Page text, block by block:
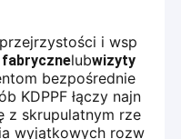
i wsp
lubwizyty
bezpośrednie
KDPPF łączy najn
z skrupulatnym rze
wyjątkowych rozw